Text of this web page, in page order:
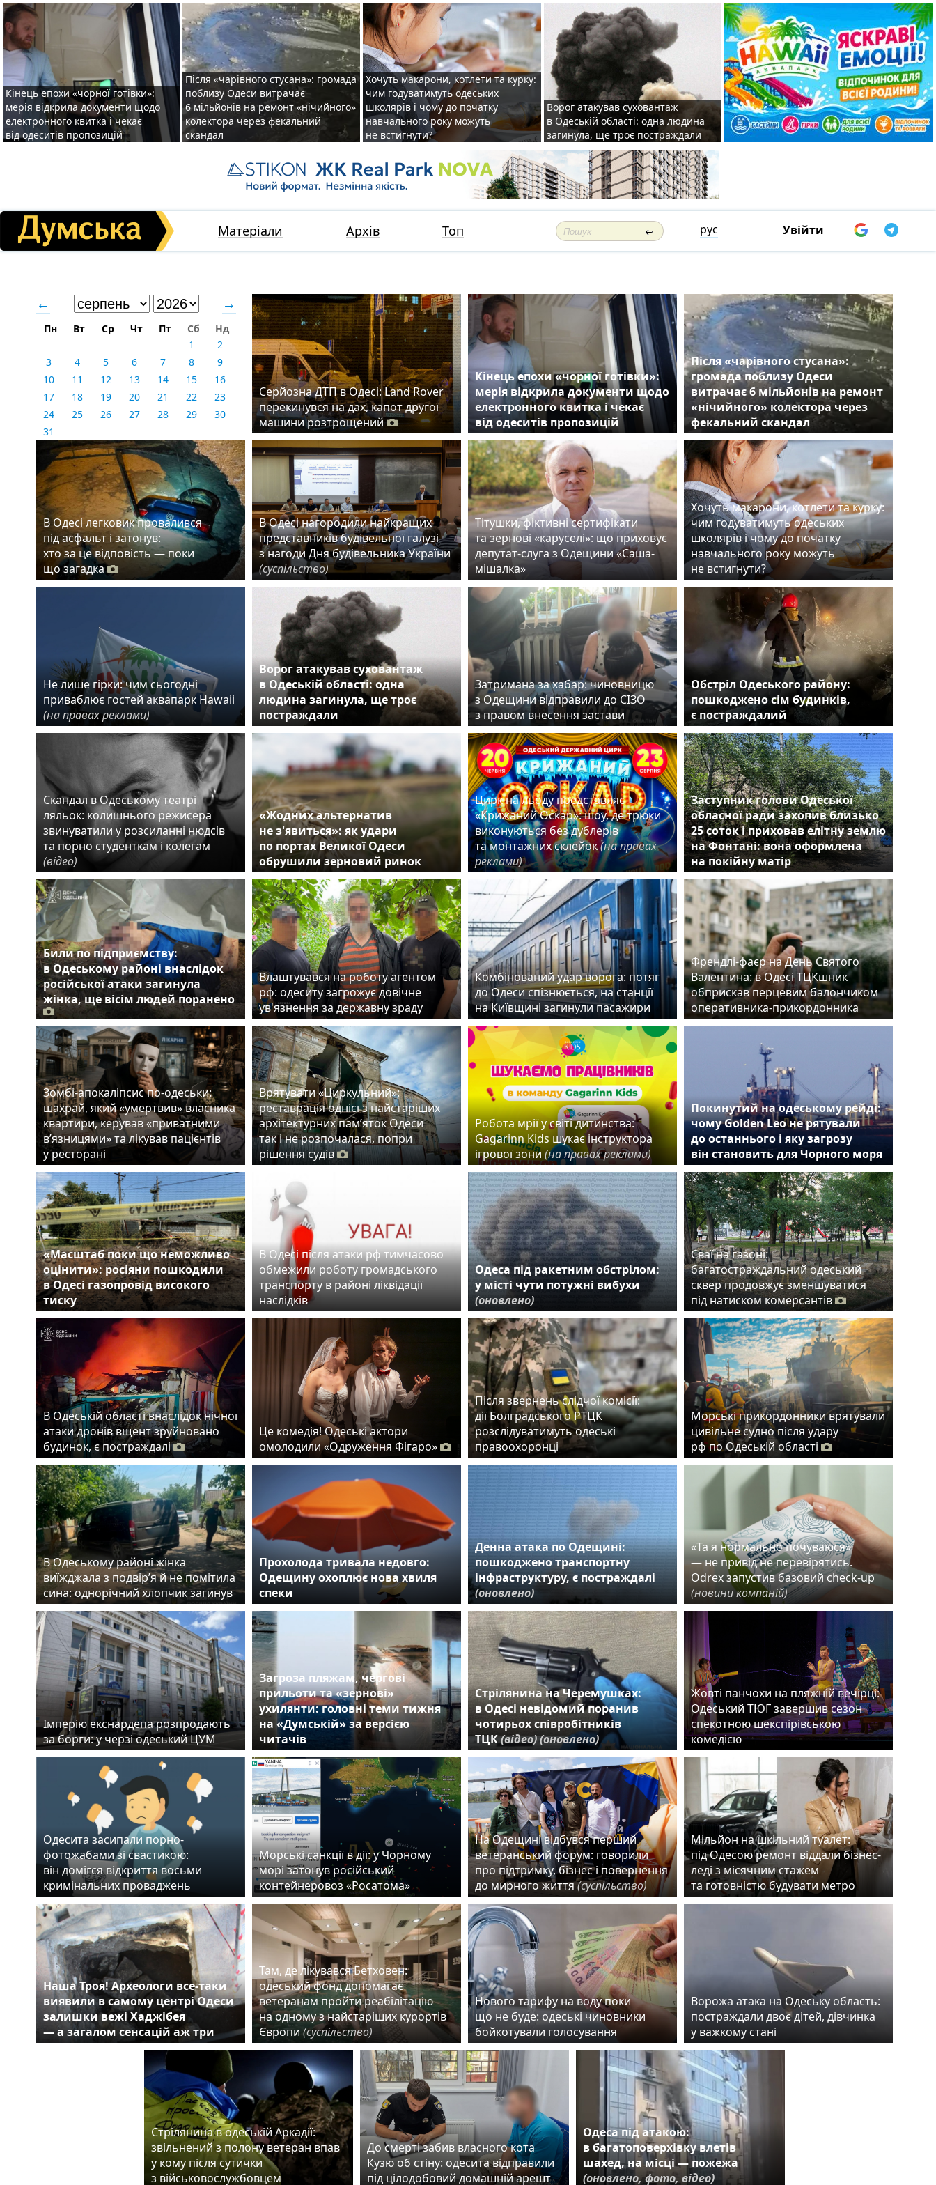
Кінець епохи «чорної готівки»:
мерія відкрила документи щодо
електронного квитка і чекає
від одеситів пропозицій
Після «чарівного стусана»: громада
поблизу Одеси витрачає
6 мільйонів на ремонт «нічийного»
колектора через фекальний
скандал
Хочуть макарони, котлети та курку:
чим годуватимуть одеських
школярів і чому до початку
навчального року можуть
не встигнути?
Ворог атакував суховантаж
в Одеській області: одна людина
загинула, ще троє постраждали
Матеріали Архів Топ рус Увійти
← →
Пн Вт Ср Чт Пт Сб
Нд
1
2
3
4 5 6 7 8
9
10
11 12 13 14 15
16
17
18 19 20 21 22
23
24
25 26 27 28 29
30
31
Серйозна ДТП в Одесі: Land Rover
перекинувся на дах, капот другої
машини розтрощений
Кінець епохи «чорної готівки»:
мерія відкрила документи щодо
електронного квитка і чекає
від одеситів пропозицій
Після «чарівного стусана»:
громада поблизу Одеси
витрачає 6 мільйонів на ремонт
«нічийного» колектора через
фекальний скандал
В Одесі легковик провалився
під асфальт і затонув:
хто за це відповість — поки
що загадка
В Одесі нагородили найкращих
представників будівельної галузі
з нагоди Дня будівельника України
(суспільство)
Тітушки, фіктивні сертифікати
та зернові «каруселі»: що приховує
депутат-слуга з Одещини «Саша-
мішалка»
Хочуть макарони, котлети та курку:
чим годуватимуть одеських
школярів і чому до початку
навчального року можуть
не встигнути?
Не лише гірки: чим сьогодні
приваблює гостей аквапарк Hawaii
(на правах реклами)
Ворог атакував суховантаж
в Одеській області: одна
людина загинула, ще троє
постраждали
Затримана за хабар: чиновницю
з Одещини відправили до СІЗО
з правом внесення застави
Обстріл Одеського району:
пошкоджено сім будинків,
є постраждалий
Скандал в Одеському театрі
ляльок: колишнього режисера
звинуватили у розсиланні нюдсів
та порно студенткам і колегам
(відео)
«Жодних альтернатив
не з'явиться»: як удари
по портах Великої Одеси
обрушили зерновий ринок
Цирк на льоду представляє
«Крижаний Оскар»: шоу, де трюки
виконуються без дублерів
та монтажних склейок(на правах
реклами)
Заступник голови Одеської
обласної ради захопив близько
25 соток і приховав елітну землю
на Фонтані: вона оформлена
на покійну матір
Били по підприємству:
в Одеському районі внаслідок
російської атаки загинула
жінка, ще вісім людей поранено
Влаштувався на роботу агентом
рф: одеситу загрожує довічне
ув'язнення за державну зраду
Комбінований удар ворога: потяг
до Одеси спізнюється, на станції
на Київщині загинули пасажири
Френдлі-фаєр на День Святого
Валентина: в Одесі ТЦКшник
обприскав перцевим балончиком
оперативника-прикордонника
Зомбі-апокаліпсис по-одеськи:
шахрай, який «умертвив» власника
квартири, керував «приватними
в’язницями» та лікував пацієнтів
у ресторані
Врятувати «Циркульний»:
реставрація однієї з найстаріших
архітектурних пам’яток Одеси
так і не розпочалася, попри
рішення судів
Робота мрії у світі дитинства:
Gagarinn Kids шукає інструктора
ігрової зони(на правах реклами)
Покинутий на одеському рейді:
чому Golden Leo не рятували
до останнього і яку загрозу
він становить для Чорного моря
«Масштаб поки що неможливо
оцінити»: росіяни пошкодили
в Одесі газопровід високого
тиску
В Одесі після атаки рф тимчасово
обмежили роботу громадського
транспорту в районі ліквідації
наслідків
Одеса під ракетним обстрілом:
у місті чути потужні вибухи
(оновлено)
Сваї на газоні:
багатостраждальний одеський
сквер продовжує зменшуватися
під натиском комерсантів
В Одеській області внаслідок нічної
атаки дронів вщент зруйновано
будинок, є постраждалі
Це комедія! Одеські актори
омолодили «Одруження Фігаро»
Після звернень слідчої комісії:
дії Болградського РТЦК
розслідуватимуть одеські
правоохоронці
Морські прикордонники врятували
цивільне судно після удару
рф по Одеській області
В Одеському районі жінка
виїжджала з подвір’я й не помітила
сина: однорічний хлопчик загинув
Прохолода тривала недовго:
Одещину охоплює нова хвиля
спеки
Денна атака по Одещині:
пошкоджено транспортну
інфраструктуру, є постраждалі
(оновлено)
«Та я нормально почуваюся»
— не привід не перевірятись.
Odrex запустив базовий check-up
(новини компаній)
Імперію екснардепа розпродають
за борги: у черзі одеський ЦУМ
Загроза пляжам, чергові
прильоти та «зернові»
ухилянти: головні теми тижня
на «Думській» за версією
читачів
Стрілянина на Черемушках:
в Одесі невідомий поранив
чотирьох співробітників
ТЦК(відео)(оновлено)
Жовті панчохи на пляжній вечірці:
Одеський ТЮГ завершив сезон
спекотною шекспірівською
комедією
Одесита засипали порно-
фотожабами зі свастикою:
він домігся відкриття восьми
кримінальних проваджень
Морські санкції в дії: у Чорному
морі затонув російський
контейнеровоз «Росатома»
На Одещині відбувся перший
ветеранський форум: говорили
про підтримку, бізнес і повернення
до мирного життя(суспільство)
Мільйон на шкільний туалет:
під Одесою ремонт віддали бізнес-
леді з місячним стажем
та готовністю будувати метро
Наша Троя! Археологи все-таки
виявили в самому центрі Одеси
залишки вежі Хаджібея
— а загалом сенсацій аж три
Там, де лікувався Бетховен:
одеський фонд допомагає
ветеранам пройти реабілітацію
на одному з найстаріших курортів
Європи (суспільство)
Нового тарифу на воду поки
що не буде: одеські чиновники
бойкотували голосування
Ворожа атака на Одеську область:
постраждали двоє дітей, дівчинка
у важкому стані
Стрілянина в одеській Аркадії:
звільнений з полону ветеран впав
у кому після сутички
з військовослужбовцем
До смерті забив власного кота
Кузю об стіну: одесита відправили
під цілодобовий домашній арешт
Одеса під атакою:
в багатоповерхівку влетів
шахед, на місці — пожежа
(оновлено, фото, відео)